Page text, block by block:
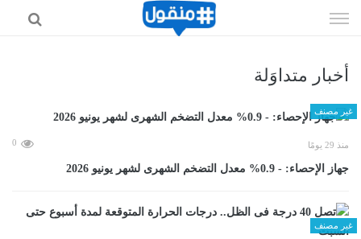
الى
أخبار متداوَلة
غير مصنف
منذ 29 يومًا 0
جهاز الإحصاء: - 0.9% معدل التضخم الشهرى لشهر يونيو 2026
غير مصنف